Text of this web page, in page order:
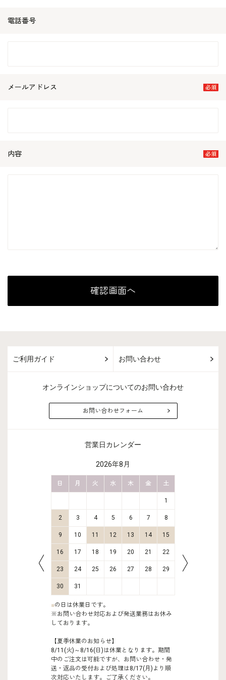
電話番号
メールアドレス
内容
ご利用ガイド お問い合わせ
オンラインショップについてのお問い合わせ
お問い合わせフォーム
営業日カレンダー
2026年8月
日 月 火 水 木 金 土
1
2 3 4 5 6 7 8
9 10 11 12 13 14 15
16 17 18 19 20 21 22
23 24 25 26 27 28 29
30 31
■の日は休業日です。
※お問い合わせ対応および発送業務はお休み
しております。
【夏季休業のお知らせ】
8/11(火)～8/16(日)は休業となります。期間
中のご注文は可能ですが、お問い合わせ・発
送・返品の受付および処理は8/17(月)より順
次対応いたします。ご了承ください。